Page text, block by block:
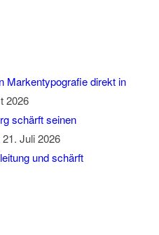
Markentypografie direkt in
2026
schärft seinen
21. Juli 2026
und schärft